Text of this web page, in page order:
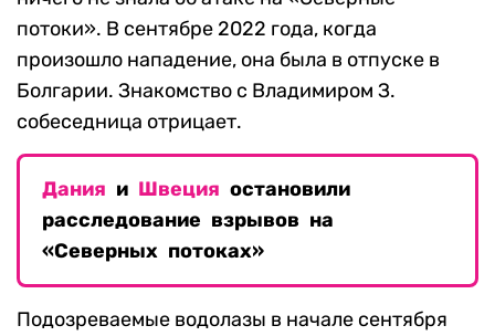
потоки». В сентябре 2022 года, когда
произошло нападение, она была в отпуске в
Болгарии. Знакомство с Владимиром З.
собеседница отрицает.
Дания и Швеция остановили
расследование взрывов на
«Северных потоках»
Подозреваемые водолазы в начале сентября